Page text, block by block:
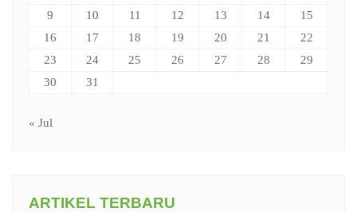
9
10 11 12 13 14
15
16
17 18 19 20 21
22
23
24 25 26 27 28
29
30
31
« Jul
ARTIKEL TERBARU